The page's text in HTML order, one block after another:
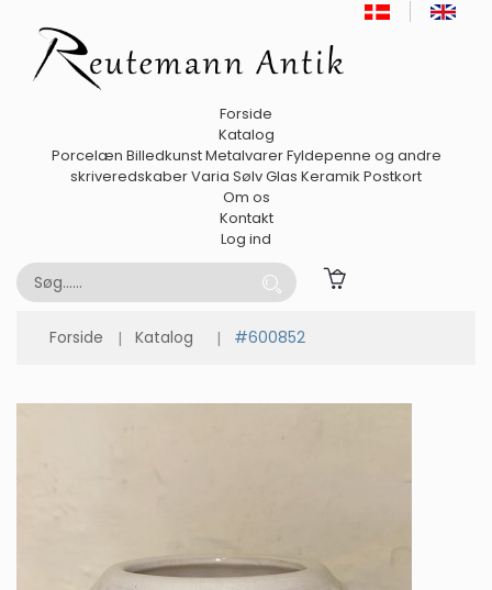
Forside
Katalog
Porcelæn BilledkunstMetalvarerFyldepenne og andre
skriveredskaberVaria SølvGlas Keramik Postkort
Om os
Kontakt
Log ind
Forside Katalog #600852